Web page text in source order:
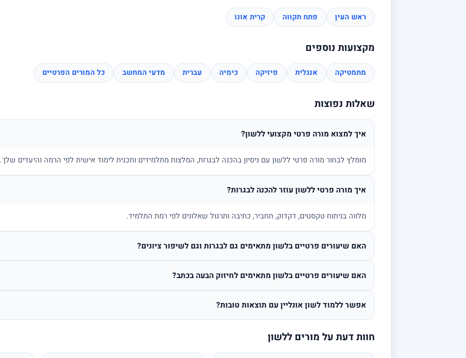
ראש העין פתח תקווה קרית אונו
מקצועות נוספים
מתמטיקה אנגלית פיזיקה כימיה עברית מדעי המחשב כל המורים הפרטיים
שאלות נפוצות
איך למצוא מורה פרטי מקצועי ללשון?
מומלץ לבחור מורה פרטי ללשון עם ניסיון בהכנה לבגרות, המלצות מתלמידים ותכנית לימוד אישית לפי הרמה והיעדים שלך.
איך מורה פרטי ללשון עוזר להכנה לבגרות?
מלווה בניתוח טקסטים, דקדוק, תחביר, כתיבה ותרגול שאלונים לפי רמת התלמיד.
האם שיעורים פרטיים בלשון מתאימים גם לבגרות וגם לשיפור ציונים?
האם שיעורים פרטיים בלשון מתאימים לחיזוק הבעה בכתב?
אפשר ללמוד לשון אונליין עם תוצאות טובות?
חוות דעת על מורים ללשון